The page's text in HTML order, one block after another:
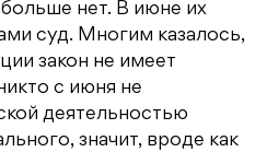
нет. В июне их
суд. Многим казалось,
закон не имеет
с июня не
деятельностью
значит, вроде как